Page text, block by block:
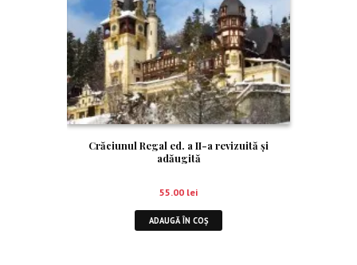
Crăciunul Regal ed. a II-a revizuită şi
adăugită
55.00 lei
ADAUGĂ ÎN COȘ